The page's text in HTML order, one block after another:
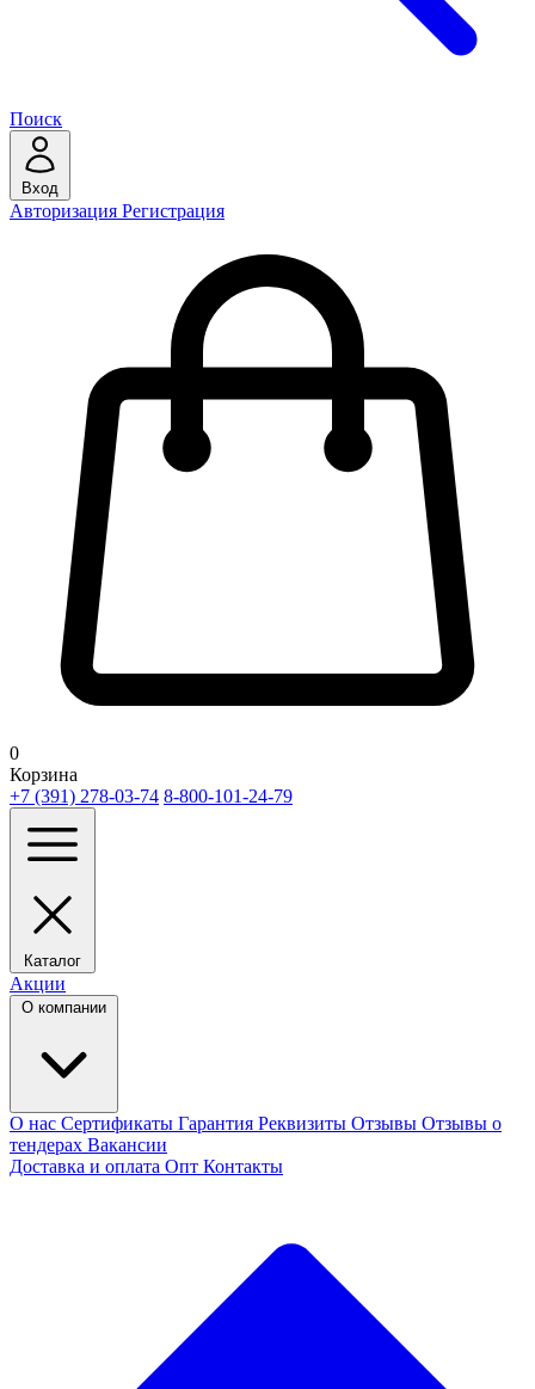
Поиск
Вход
Авторизация Регистрация
0
Корзина
+7 (391) 278-03-74 8-800-101-24-79
Каталог
Акции
О компании
О нас Сертификаты Гарантия Реквизиты Отзывы Отзывы о
тендерах Вакансии
Доставка и оплата Опт Контакты